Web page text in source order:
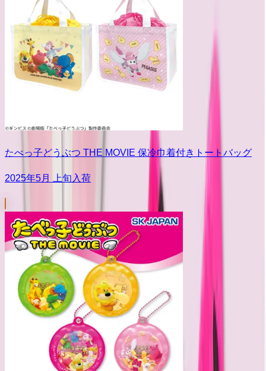
たべっ子どうぶつ THE MOVIE 保冷巾着付きトートバッグ
2025年5月 上旬入荷